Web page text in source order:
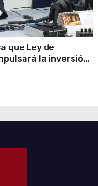
que Ley de
la inversión